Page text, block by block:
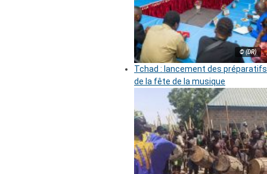
© (DR)
Tchad : lancement des préparatifs
de la fête de la musique